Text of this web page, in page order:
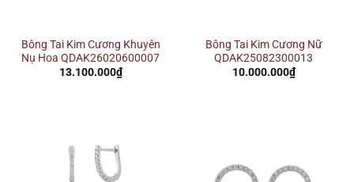
Bông Tai Kim Cương Khuyên
Nụ Hoa QDAK26020600007
13.100.000₫
Bông Tai Kim Cương Nữ
QDAK25082300013
10.000.000₫